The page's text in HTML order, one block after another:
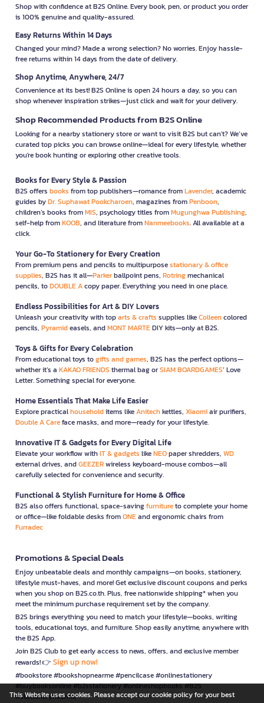
Shop with confidence at B2S Online. Every book, pen, or product you order
is 100% genuine and quality-assured.
Easy Returns Within 14 Days
Changed your mind? Made a wrong selection? No worries. Enjoy hassle-
free returns within 14 days from the date of delivery.
Shop Anytime, Anywhere, 24/7
Convenience at its best! B2S Online is open 24 hours a day, so you can
shop whenever inspiration strikes—just click and wait for your delivery.
Shop Recommended Products from B2S Online
Looking for a nearby stationery store or want to visit B2S but can't? We’ve
curated top picks you can browse online—ideal for every lifestyle, whether
you're book hunting or exploring other creative tools.
Books for Every Style & Passion
B2S offers books from top publishers—romance fromLavender, academic
guides byDr. Suphawat Pookcharoen, magazines fromPenboon,
children’s books fromMIS, psychology titles fromMugunghwa Publishing,
self-help fromKOOB, and literature fromNanmeebooks. All available at a
click.
Your Go-To Stationery for Every Creation
From premium pens and pencils to multipurposestationary & office
supplies, B2S has it all—Parkerballpoint pens, Rotringmechanical
pencils, toDOUBLE Acopy paper. Everything you need in one place.
Endless Possibilities for Art & DIY Lovers
Unleash your creativity with toparts & crafts supplies likeColleencolored
pencils, Pyramideasels, andMONT MARTEDIY kits—only at B2S.
Toys & Gifts for Every Celebration
From educational toys togifts and games, B2S has the perfect options—
whether it’s a KAKAO FRIENDS thermal bag orSIAM BOARDGAMES’ Love
Letter. Something special for everyone.
Home Essentials That Make Life Easier
Explore practicalhouseholditems likeAnitechkettles, Xiaomiair purifiers,
Double A Careface masks, and more—ready for your lifestyle.
Innovative IT & Gadgets for Every Digital Life
Elevate your workflow withIT & gadgets likeNEOpaper shredders, WD
external drives, andGEEZERwireless keyboard-mouse combos—all
carefully selected for convenience and security.
Functional & Stylish Furniture for Home & Office
B2S also offers functional, space-savingfurnitureto complete your home
or office—like foldable desks fromONEand ergonomic chairs from
Furradec
Promotions & Special Deals
Enjoy unbeatable deals and monthly campaigns—on books, stationery,
lifestyle must-haves, and more! Get exclusive discount coupons and perks
when you shop on B2S.co.th. Plus, free nationwide shipping* when you
meet the minimum purchase requirement set by the company.
B2S brings everything you need to match your lifestyle—books, writing
tools, educational toys, and furniture. Shop easily anytime, anywhere with
the B2S App.
Join B2S Club to get early access to news, offers, and exclusive member
rewards! 👉 Sign up now!
#bookstore #bookshopnearme #pencilcase #onlinestationery
#buybooksonline #b2sstationery #onlineshopbooks #B2S
#stationerynearme
This Website uses cookies. Please accept our cookie policy for your best